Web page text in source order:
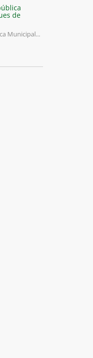
de
Municipal...